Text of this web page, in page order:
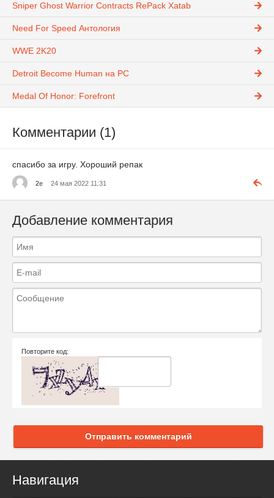
Sniper Ghost Warrior Contracts RePack Xatab
Need For Speed Антология
WWE 2K20
Detroit Become Human на PC
Medal Of Honor: Forefront
Комментарии (1)
спасибо за игрy. Хороший репак
2e 24 мая 2022 11:31
Добавление комментария
Повторите код:
Отправить комментарий
Навигация